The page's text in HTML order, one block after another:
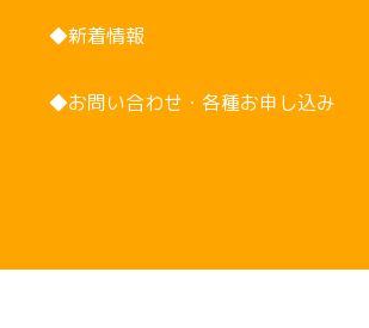
◆新着情報
◆お問い合わせ・各種お申し込み